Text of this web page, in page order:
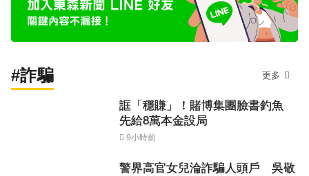
#詐騙 更多
誆「穩賺」！賭博集團臉書釣魚
先給8萬本金設局
9小時前
警界高官女兒淪詐騙人頭戶 吳敬